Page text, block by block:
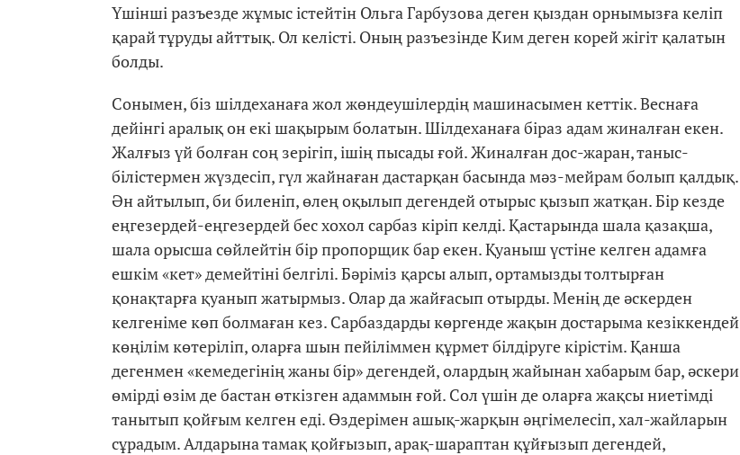
Үшінші разъезде жұмыс істейтін Ольга Гарбузова деген қыздан орнымызға келіп
қарай тұруды айттық. Ол келісті. Оның разъезінде Ким деген корей жігіт қалатын
болды.
Сонымен, біз шілдеханаға жол жөндеушілердің машинасымен кеттік. Веснаға
дейінгі аралық он екі шақырым болатын. Шілдеханаға біраз адам жиналған екен.
Жалғыз үй болған соң зерігіп, ішің пысады ғой. Жиналған дос-жаран, таныс-
білістермен жүздесіп, гүл жайнаған дастарқан басында мәз-мейрам болып қалдық.
Ән айтылып, би биленіп, өлең оқылып дегендей отырыс қызып жатқан. Бір кезде
еңгезердей-еңгезердей бес хохол сарбаз кіріп келді. Қастарында шала қазақша,
шала орысша сөйлейтін бір пропорщик бар екен. Қуаныш үстіне келген адамға
ешкім «кет» демейтіні белгілі. Бәріміз қарсы алып, ортамызды толтырған
қонақтарға қуанып жатырмыз. Олар да жайғасып отырды. Менің де әскерден
келгеніме көп болмаған кез. Сарбаздарды көргенде жақын достарыма кезіккендей
көңілім көтеріліп, оларға шын пейіліммен құрмет білдіруге кірістім. Қанша
дегенмен «кемедегінің жаны бір» дегендей, олардың жайынан хабарым бар, әскери
өмірді өзім де бастан өткізген адаммын ғой. Сол үшін де оларға жақсы ниетімді
танытып қойғым келген еді. Өздерімен ашық-жарқын әңгімелесіп, хал-жайларын
сұрадым. Алдарына тамақ қойғызып, арақ-шараптан құйғызып дегендей,